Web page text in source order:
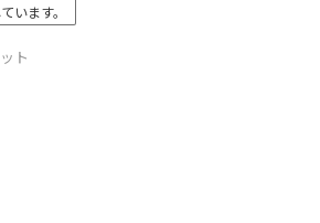
います。
ト